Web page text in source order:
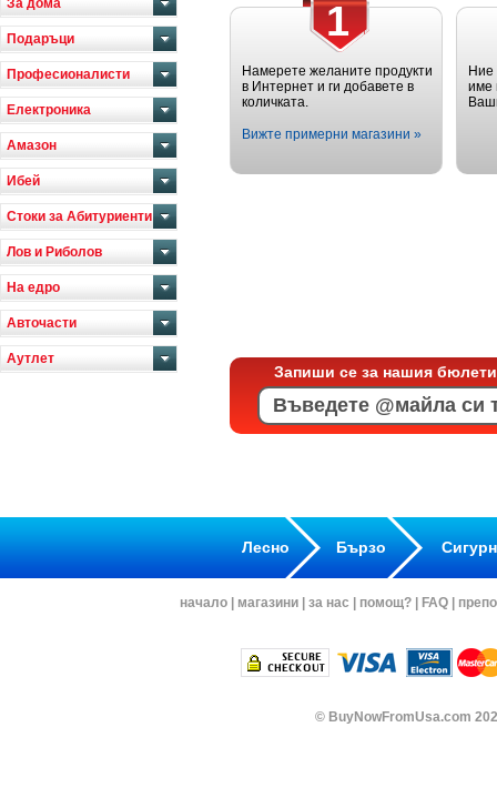
За дома
Подаръци
Професионалисти
Електроника
Амазон
Ибей
Стоки за Абитуриенти
Лов и Риболов
На едро
Авточасти
Аутлет
1
Намерете желаните продукти
в Интернет и ги добавете в
количката.
Вижте примерни магазини »
име
Запиши се за нашия
Лесно Бързо
начало магазини за нас помощ? FAQ
© BuyNowFromUsa.com